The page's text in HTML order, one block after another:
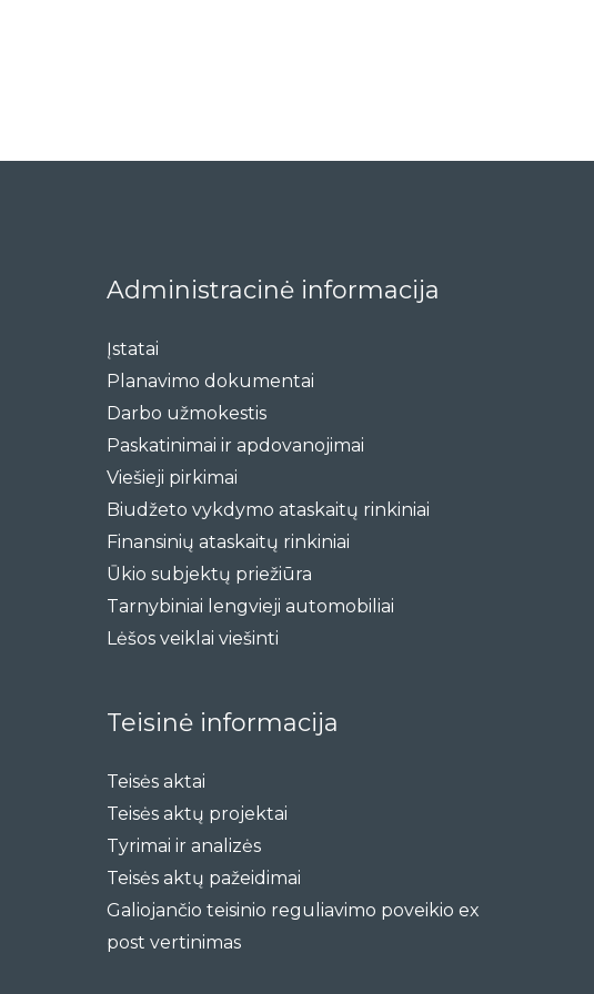
Administracinė informacija
Įstatai
Planavimo dokumentai
Darbo užmokestis
Paskatinimai ir apdovanojimai
Viešieji pirkimai
Biudžeto vykdymo ataskaitų rinkiniai
Finansinių ataskaitų rinkiniai
Ūkio subjektų priežiūra
Tarnybiniai lengvieji automobiliai
Lėšos veiklai viešinti
Teisinė informacija
Teisės aktai
Teisės aktų projektai
Tyrimai ir analizės
Teisės aktų pažeidimai
Galiojančio teisinio reguliavimo poveikio ex
post vertinimas